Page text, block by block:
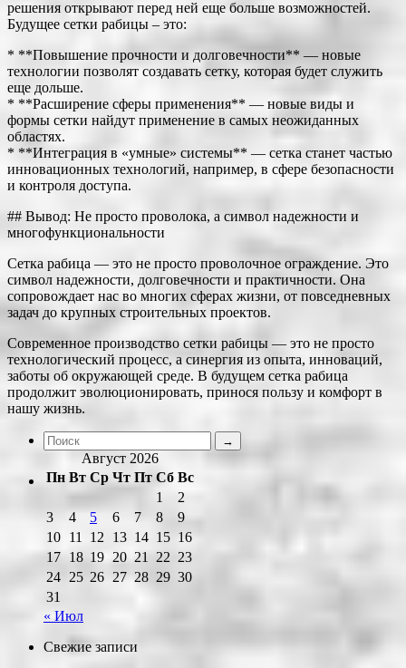
решения открывают перед ней еще больше возможностей.
Будущее сетки рабицы – это:
* **Повышение прочности и долговечности** — новые
технологии позволят создавать сетку, которая будет служить
еще дольше.
* **Расширение сферы применения** — новые виды и
формы сетки найдут применение в самых неожиданных
областях.
* **Интеграция в «умные» системы** — сетка станет частью
инновационных технологий, например, в сфере безопасности
и контроля доступа.
## Вывод: Не просто проволока, а символ надежности и
многофункциональности
Сетка рабица — это не просто проволочное ограждение. Это
символ надежности, долговечности и практичности. Она
сопровождает нас во многих сферах жизни, от повседневных
задач до крупных строительных проектов.
Современное производство сетки рабицы — это не просто
технологический процесс, а синергия из опыта, инноваций,
заботы об окружающей среде. В будущем сетка рабица
продолжит эволюционировать, принося пользу и комфорт в
нашу жизнь.
Август 2026
Пн Вт Ср Чт Пт Сб Вс
1
2
3
4 5 6 7 8
9
10 11 12 13 14 15 16
17 18 19 20 21 22 23
24 25 26 27 28 29 30
31
« Июл
Свежие записи